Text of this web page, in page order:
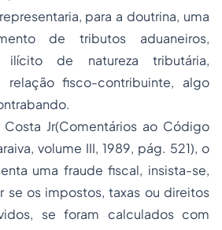
para a doutrina, uma
de tributos aduaneiros,
ilícito de natureza tributária,
relação fisco-contribuinte, algo
Costa Jr(Comentários ao Código
volume III, 1989, pág. 521), o
uma fraude fiscal, insista-se,
se os impostos, taxas ou direitos
se foram calculados com